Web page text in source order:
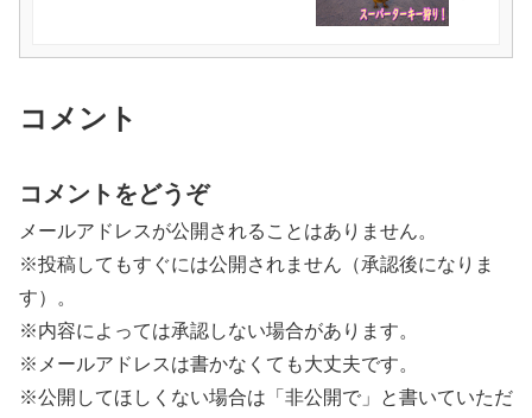
コメント
コメントをどうぞ
メールアドレスが公開されることはありません。
※投稿してもすぐには公開されません（承認後になりま
す）。
※内容によっては承認しない場合があります。
※メールアドレスは書かなくても大丈夫です。
※公開してほしくない場合は「非公開で」と書いていただ